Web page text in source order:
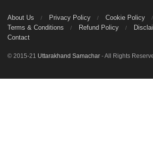
About Us Privacy Policy
Cookie Policy
Terms & Conditions
Refund Policy
Contact
© 2015-21 Uttarakhand Samachar - All Rights